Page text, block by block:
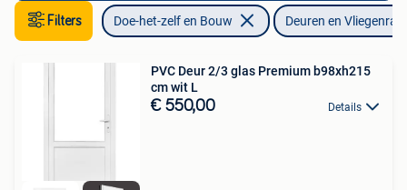
Filters Doe-het-zelf en Bouw Deuren en
PVC Deur 2/3 glas Premium b98xh215
cm wit L
€ 550,00 Details